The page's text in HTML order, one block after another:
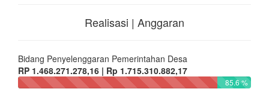
Realisasi | Anggaran
Bidang Penyelenggaran Pemerintahan Desa
RP 1.468.271.278,16 | Rp 1.715.310.882,17
85.6 %